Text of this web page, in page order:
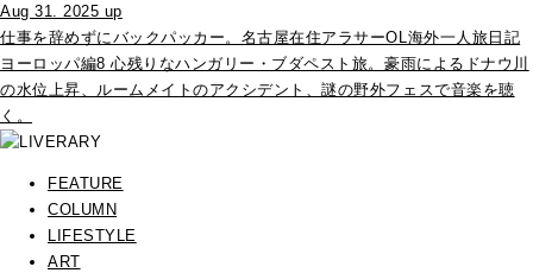
Aug 31. 2025 up
仕事を辞めずにバックパッカー。名古屋在住アラサーOL海外一人旅日記
ヨーロッパ編8 心残りなハンガリー・ブダペスト旅。豪雨によるドナウ川
の水位上昇、ルームメイトのアクシデント、謎の野外フェスで音楽を聴
く。
FEATURE
COLUMN
LIFESTYLE
ART